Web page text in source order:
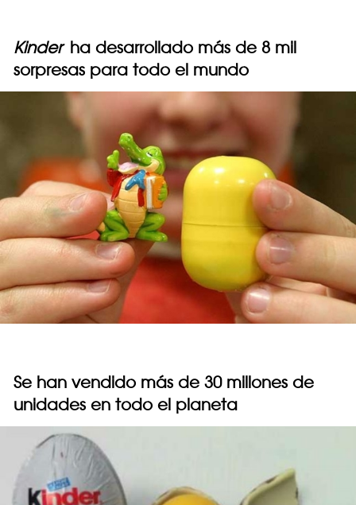
Kinderha desarrollado más de 8 mil
sorpresas para todo el mundo
Se han vendido más de 30 millones de
unidades en todo el planeta